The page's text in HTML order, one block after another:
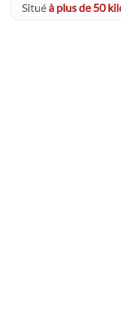
Situéà plus de 50